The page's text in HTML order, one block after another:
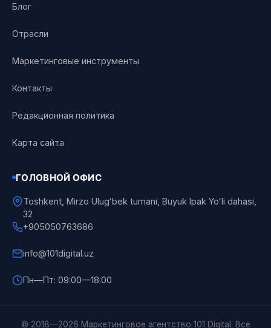
Блог
Отрасли
Маркетинговые инструменты
Контакты
Редакционная политика
Карта сайта
ГОЛОВНОЙ ОФИС
Toshkent, Mirzo Ulugʻbek tumani, Buyuk Ipak Yoʻli dahasi,
32
+905050763686
info@101digital.uz
Пн—Пт: 09:00—18:00
© 2018—2026 Маркетинговое агентство 101 Digital. Все
101 Digital